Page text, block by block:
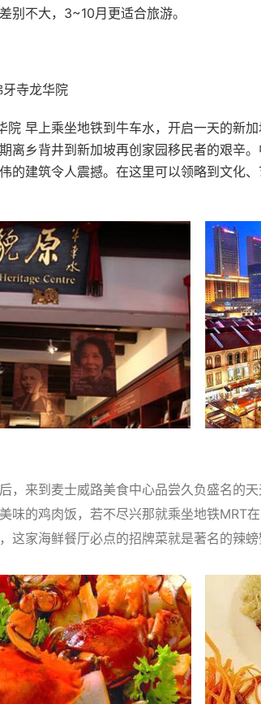
别不大，3~10月更适合旅游。
寺龙华院
早上乘坐地铁到牛车水，开启一天的新
离乡背井到新加坡再创家园移民者的艰辛
的建筑令人震撼。在这里可以领略到文化
，来到麦士威路美食中心品尝久负盛名的
味的鸡肉饭，若不尽兴那就乘坐地铁MRT
这家海鲜餐厅必点的招牌菜就是著名的辣